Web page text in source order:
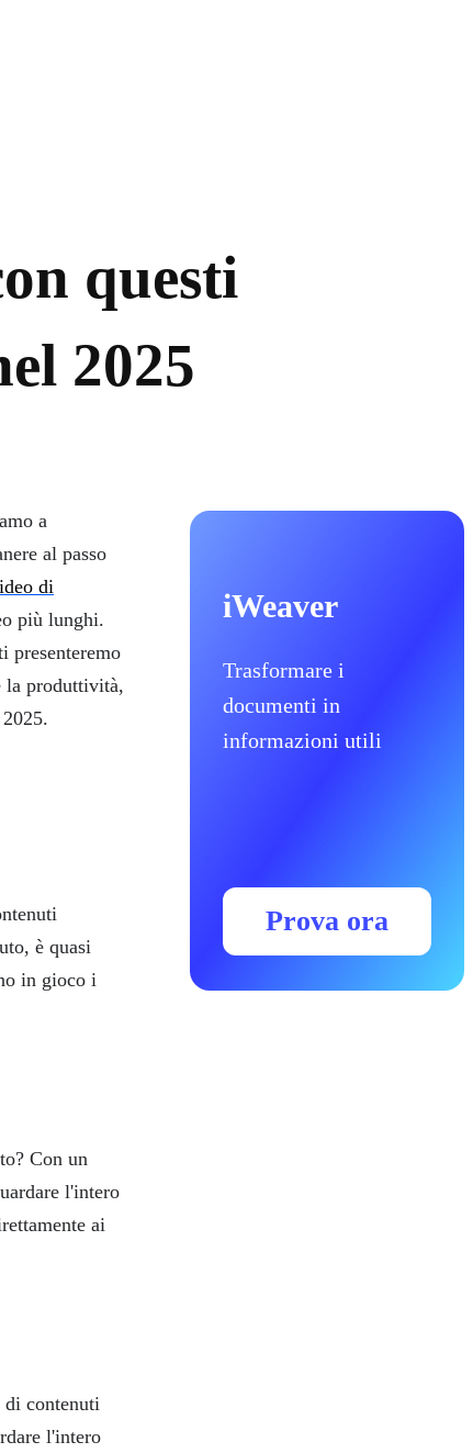
questi
2025
a
al passo
di
più lunghi.
presenteremo
la produttività,
è quasi
in gioco i
Con un
l'intero
ai
di contenuti
l'intero
iWeaver
Trasformare i
documenti in
informazioni utili
Prova ora